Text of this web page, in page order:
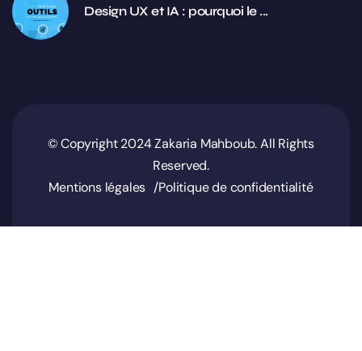
Design UX et IA : pourquoi le ...
© Copyright 2024 Zakaria Mahboub. All Rights
Reserved.
Mentions légales
Politique de confidentialité